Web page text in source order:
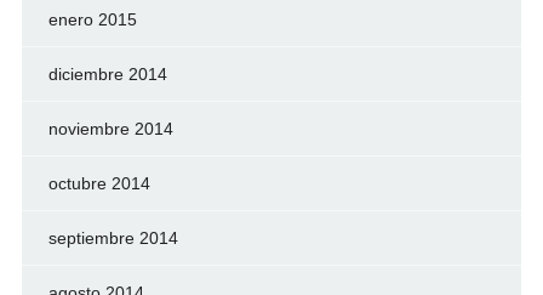
enero 2015
diciembre 2014
noviembre 2014
octubre 2014
septiembre 2014